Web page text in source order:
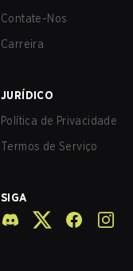
Contate-Nos
Carreira
JURÍDICO
Política de Privacidade
Termos de Serviço
SIGA